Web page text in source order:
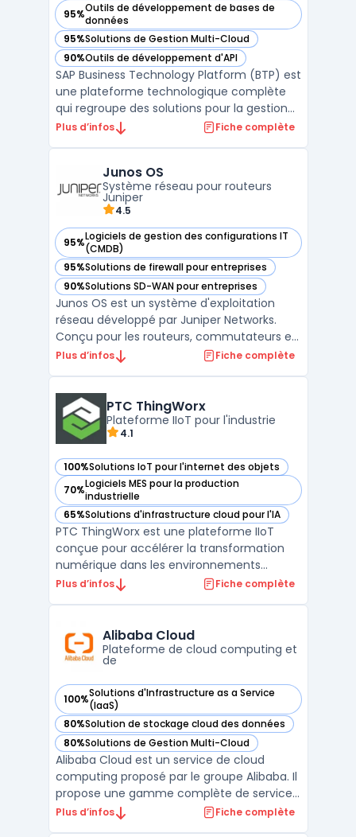
95%Outils de développement de bases de
données
— voir SAP Business Technology Platform (BTP) dans cette
95%Solutions de Gestion Multi-Cloud
— voir SAP Business Technology Platform (BTP) dans cette
90%Outils de développement d'API
— voir SAP Business Technology Platform (BTP) dans cette
SAP Business Technology Platform (BTP) est
une plateforme technologique complète
qui regroupe des solutions pour la gestion
des données, l'intégration des systèmes, le
entreprises de connecter leurs systèmes
métiers, d’auto ...
Plus d’infos Fiche complète
Junos OS
Système réseau pour routeurs
Juniper
4.5
95%Logiciels de gestion des configurations IT
(CMDB)
— voir Junos OS dans cette catégorie
95%Solutions de firewall pour entreprises
— voir Junos OS dans cette catégorie
90%Solutions SD-WAN pour entreprises
— voir Junos OS dans cette catégorie
Junos OS est un système d'exploitation
réseau développé par Juniper Networks.
Conçu pour les routeurs, commutateurs et
pare-feu de la marque, il repose sur une
FreeBSD, il offre un environnement robuste
et une programma ...
Plus d’infos Fiche complète
PTC ThingWorx
Plateforme IIoT pour l'industrie
4.1
100%Solutions IoT pour l'internet des objets
— voir PTC ThingWorx dans cette catégorie
70%Logiciels MES pour la production
industrielle
— voir PTC ThingWorx dans cette catégorie
65%Solutions d'infrastructure cloud pour l'IA
— voir PTC ThingWorx dans cette catégorie
PTC ThingWorx est une plateforme IIoT
conçue pour accélérer la transformation
numérique dans les environnements
industriels. Elle permet de connecter,
facilitant l'intégration des données
opérationnelles avec les systè ...
Plus d’infos Fiche complète
Alibaba Cloud
Plateforme de cloud computing et
de
100%Solutions d'Infrastructure as a Service
(IaaS)
— voir Alibaba Cloud dans cette catégorie
80%Solution de stockage cloud des données
— voir Alibaba Cloud dans cette catégorie
80%Solutions de Gestion Multi-Cloud
— voir Alibaba Cloud dans cette catégorie
Alibaba Cloud est un service de cloud
computing proposé par le groupe Alibaba. Il
propose une gamme complète de services
cloud adaptés aux entreprises, allant du
Plus d’infos Fiche complète